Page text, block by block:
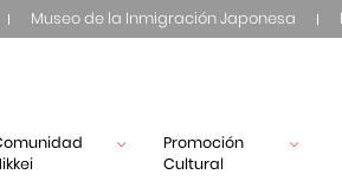
Museo de la Inmigración Japonesa
Promoción
Cultural